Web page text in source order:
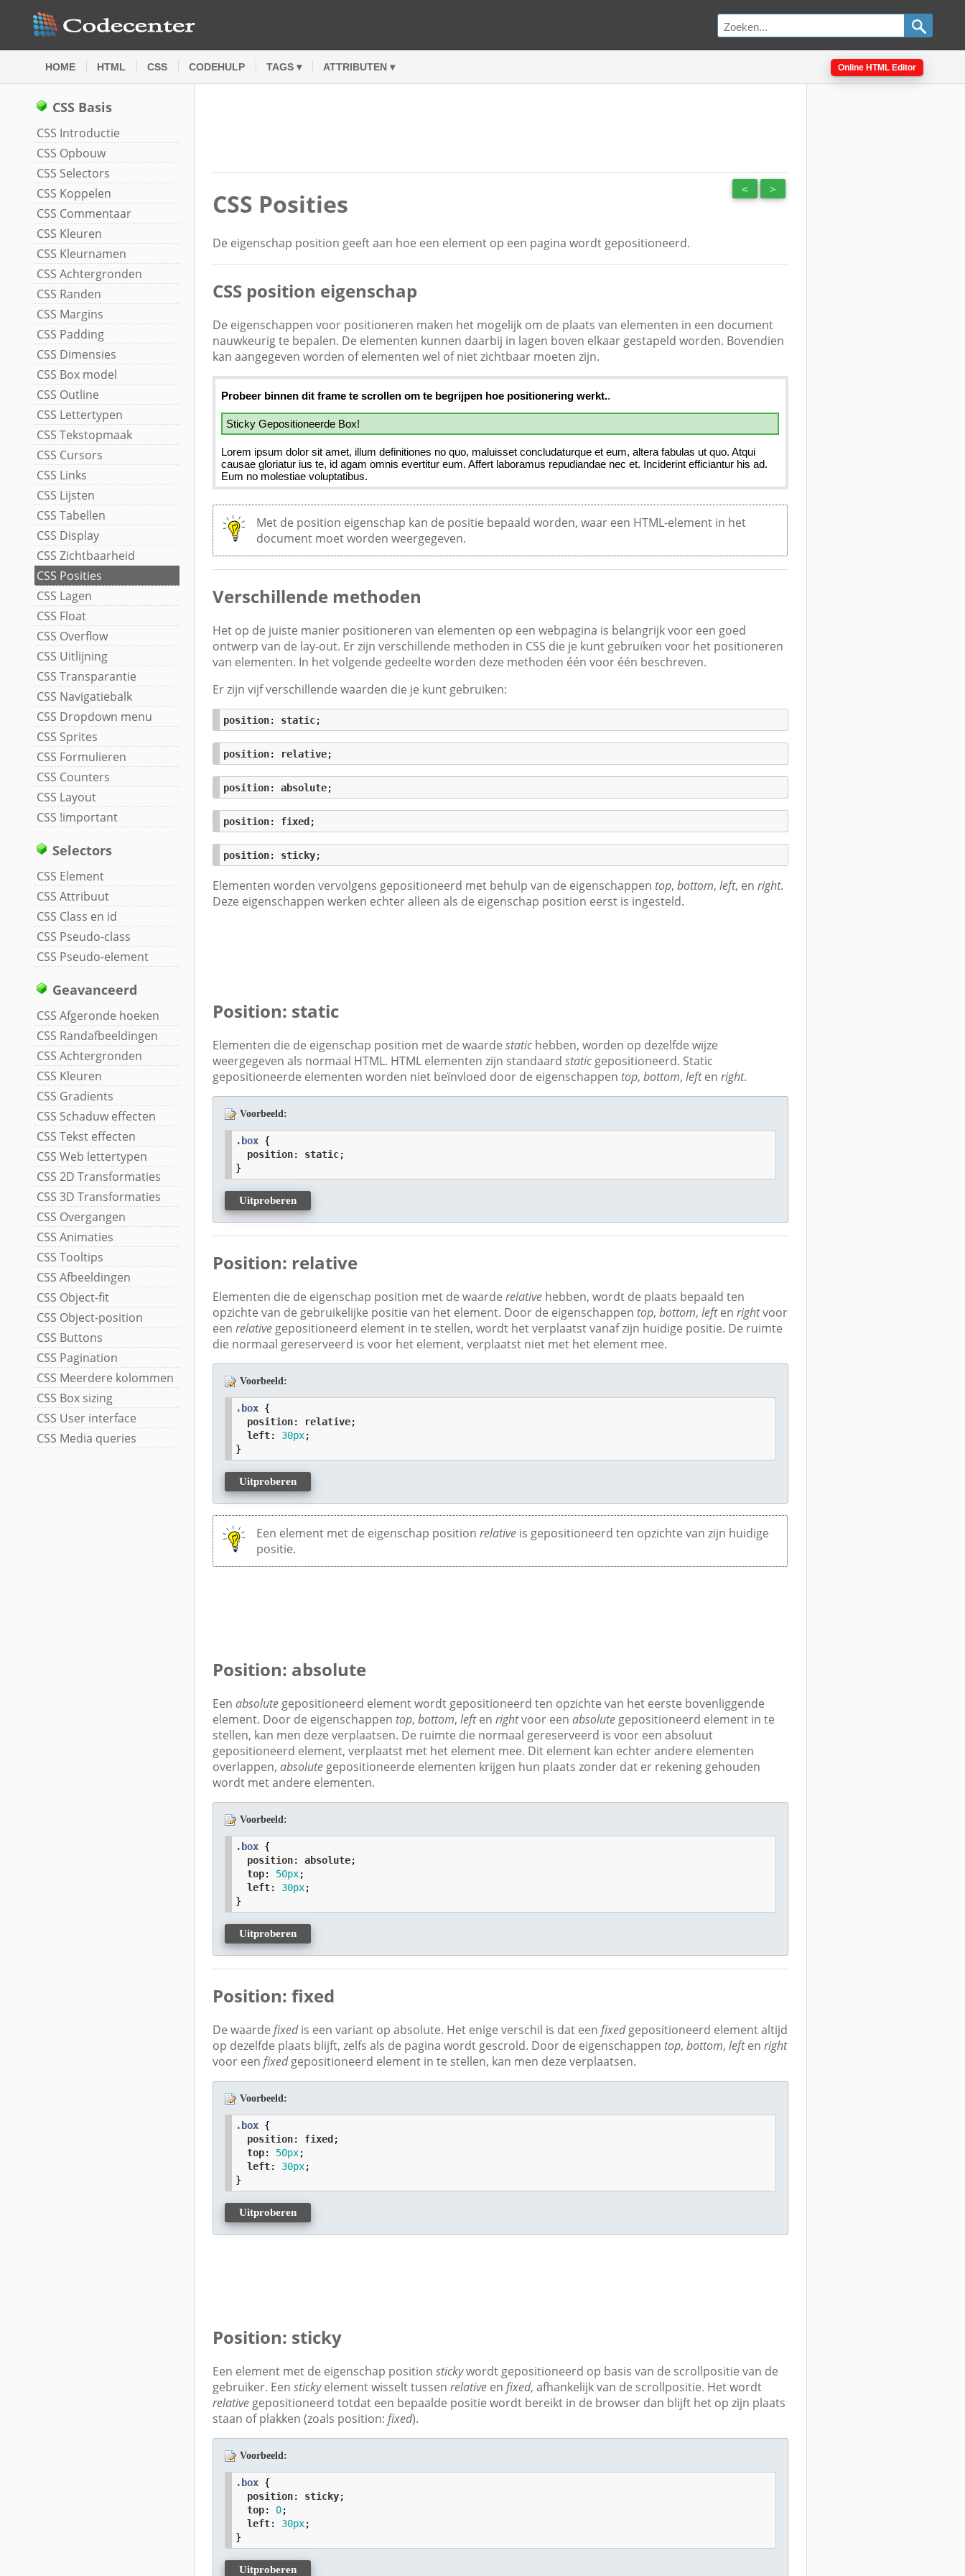
HOME HTML CSS CODEHULP TAGS ▾ ATTRIBUTEN ▾ Online HTML Editor
CSS Basis
CSS Introductie
CSS Opbouw
CSS Selectors
CSS Koppelen
CSS Commentaar
CSS Kleuren
CSS Kleurnamen
CSS Achtergronden
CSS Randen
CSS Margins
CSS Padding
CSS Dimensies
CSS Box model
CSS Outline
CSS Lettertypen
CSS Tekstopmaak
CSS Cursors
CSS Links
CSS Lijsten
CSS Tabellen
CSS Display
CSS Zichtbaarheid
CSS Posities
CSS Lagen
CSS Float
CSS Overflow
CSS Uitlijning
CSS Transparantie
CSS Navigatiebalk
CSS Dropdown menu
CSS Sprites
CSS Formulieren
CSS Counters
CSS Layout
CSS !important
Selectors
CSS Element
CSS Attribuut
CSS Class en id
CSS Pseudo-class
CSS Pseudo-element
Geavanceerd
CSS Afgeronde hoeken
CSS Randafbeeldingen
CSS Achtergronden
CSS Kleuren
CSS Gradients
CSS Schaduw effecten
CSS Tekst effecten
CSS Web lettertypen
CSS 2D Transformaties
CSS 3D Transformaties
CSS Overgangen
CSS Animaties
CSS Tooltips
CSS Afbeeldingen
CSS Object-fit
CSS Object-position
CSS Buttons
CSS Pagination
CSS Meerdere kolommen
CSS Box sizing
CSS User interface
CSS Media queries
< >
CSS Posities
De eigenschap position geeft aan hoe een element op een pagina wordt gepositioneerd.
CSS position eigenschap
De eigenschappen voor positioneren maken het mogelijk om de plaats van elementen in een document
nauwkeurig te bepalen. De elementen kunnen daarbij in lagen boven elkaar gestapeld worden. Bovendien
kan aangegeven worden of elementen wel of niet zichtbaar moeten zijn.
Met de position eigenschap kan de positie bepaald worden, waar een HTML-element in het
document moet worden weergegeven.
Verschillende methoden
Het op de juiste manier positioneren van elementen op een webpagina is belangrijk voor een goed
ontwerp van de lay-out. Er zijn verschillende methoden in CSS die je kunt gebruiken voor het positioneren
van elementen. In het volgende gedeelte worden deze methoden één voor één beschreven.
Er zijn vijf verschillende waarden die je kunt gebruiken:
position: static;
position: relative;
position: absolute;
position: fixed;
position: sticky;
Elementen worden vervolgens gepositioneerd met behulp van de eigenschappen top,bottom,left, enright.
Deze eigenschappen werken echter alleen als de eigenschap position eerst is ingesteld.
Position: static
Elementen die de eigenschap position met de waardestatic hebben, worden op dezelfde wijze
weergegeven als normaal HTML. HTML elementen zijn standaardstatic gepositioneerd. Static
gepositioneerde elementen worden niet beïnvloed door de eigenschappen top,bottom,leftenright.
Voorbeeld:
.box {
position: static;
}
Uitproberen
Position: relative
Elementen die de eigenschap position met de waarderelative hebben, wordt de plaats bepaald ten
opzichte van de gebruikelijke positie van het element. Door de eigenschappen top,bottom,leftenrightvoor
eenrelative gepositioneerd element in te stellen, wordt het verplaatst vanaf zijn huidige positie. De ruimte
die normaal gereserveerd is voor het element, verplaatst niet met het element mee.
Voorbeeld:
.box {
position: relative;
left: 30px;
}
Uitproberen
Een element met de eigenschap positionrelative is gepositioneerd ten opzichte van zijn huidige
positie.
Position: absolute
Eenabsolute gepositioneerd element wordt gepositioneerd ten opzichte van het eerste bovenliggende
element. Door de eigenschappen top,bottom,leftenrightvoor eenabsolute gepositioneerd element in te
stellen, kan men deze verplaatsen. De ruimte die normaal gereserveerd is voor een absoluut
gepositioneerd element, verplaatst met het element mee. Dit element kan echter andere elementen
overlappen,absolute gepositioneerde elementen krijgen hun plaats zonder dat er rekening gehouden
wordt met andere elementen.
Voorbeeld:
.box {
position: absolute;
top: 50px;
left: 30px;
}
Uitproberen
Position: fixed
De waardefixedis een variant op absolute. Het enige verschil is dat eenfixedgepositioneerd element altijd
op dezelfde plaats blijft, zelfs als de pagina wordt gescrold. Door de eigenschappen top,bottom,leftenright
voor eenfixedgepositioneerd element in te stellen, kan men deze verplaatsen.
Voorbeeld:
.box {
position: fixed ;
top: 50px;
left: 30px;
}
Uitproberen
Position: sticky
Een element met de eigenschap positionstickywordt gepositioneerd op basis van de scrollpositie van de
gebruiker. Eenstickyelement wisselt tussenrelative enfixed, afhankelijk van de scrollpositie. Het wordt
relative gepositioneerd totdat een bepaalde positie wordt bereikt in de browser dan blijft het op zijn plaats
staan of plakken (zoals position:fixed).
Voorbeeld:
.box {
position: sticky;
top: 0;
left: 30px;
}
Uitproberen